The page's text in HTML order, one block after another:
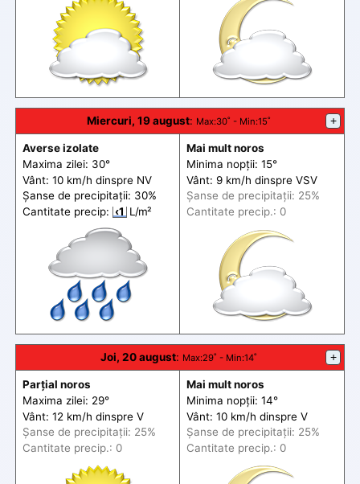
Miercuri, 19 august: Max:30˚ - Min:15˚ +
Averse izolate
Maxima zilei: 30°
Vânt: 10 km/h dinspre NV
Șanse de precipitații: 30%
Cantitate precip: ‹1 L/m²
Mai mult noros
Minima nopții: 15°
Vânt: 9 km/h dinspre VSV
Șanse de precipitații: 25%
Cantitate precip.: 0
Joi, 20 august: Max:29˚ - Min:14˚ +
Parțial noros
Maxima zilei: 29°
Vânt: 12 km/h dinspre V
Șanse de precipitații: 25%
Cantitate precip.: 0
Mai mult noros
Minima nopții: 14°
Vânt: 10 km/h dinspre V
Șanse de precipitații: 25%
Cantitate precip.: 0